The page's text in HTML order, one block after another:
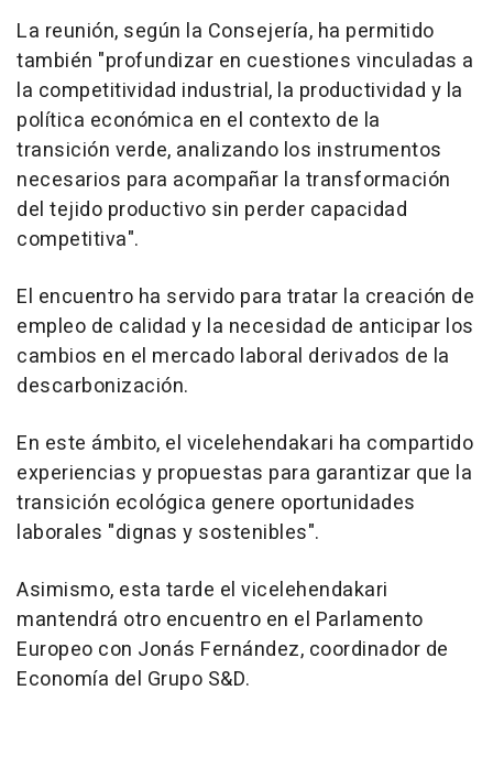
La reunión, según la Consejería, ha permitido
también "profundizar en cuestiones vinculadas a
la competitividad industrial, la productividad y la
política económica en el contexto de la
transición verde, analizando los instrumentos
necesarios para acompañar la transformación
del tejido productivo sin perder capacidad
competitiva".
El encuentro ha servido para tratar la creación de
empleo de calidad y la necesidad de anticipar los
cambios en el mercado laboral derivados de la
descarbonización.
En este ámbito, el vicelehendakari ha compartido
experiencias y propuestas para garantizar que la
transición ecológica genere oportunidades
laborales "dignas y sostenibles".
Asimismo, esta tarde el vicelehendakari
mantendrá otro encuentro en el Parlamento
Europeo con Jonás Fernández, coordinador de
Economía del Grupo S&D.